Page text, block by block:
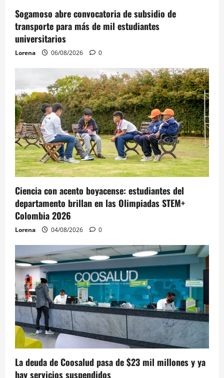
Sogamoso abre convocatoria de subsidio de
transporte para más de mil estudiantes
universitarios
Lorena 06/08/2026 0
Ciencia con acento boyacense: estudiantes del
departamento brillan en las Olimpiadas STEM+
Colombia 2026
Lorena 04/08/2026 0
La deuda de Coosalud pasa de $23 mil millones y ya
hay servicios suspendidos